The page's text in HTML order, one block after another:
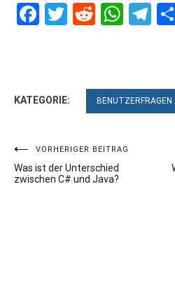
Facebook
Twitter
Reddit
KATEGORIE: BENUTZERFRAGEN
Beitragsnavigation
VORHERIGER BEITRAG
Was ist der Unterschied
zwischen C# und Java?